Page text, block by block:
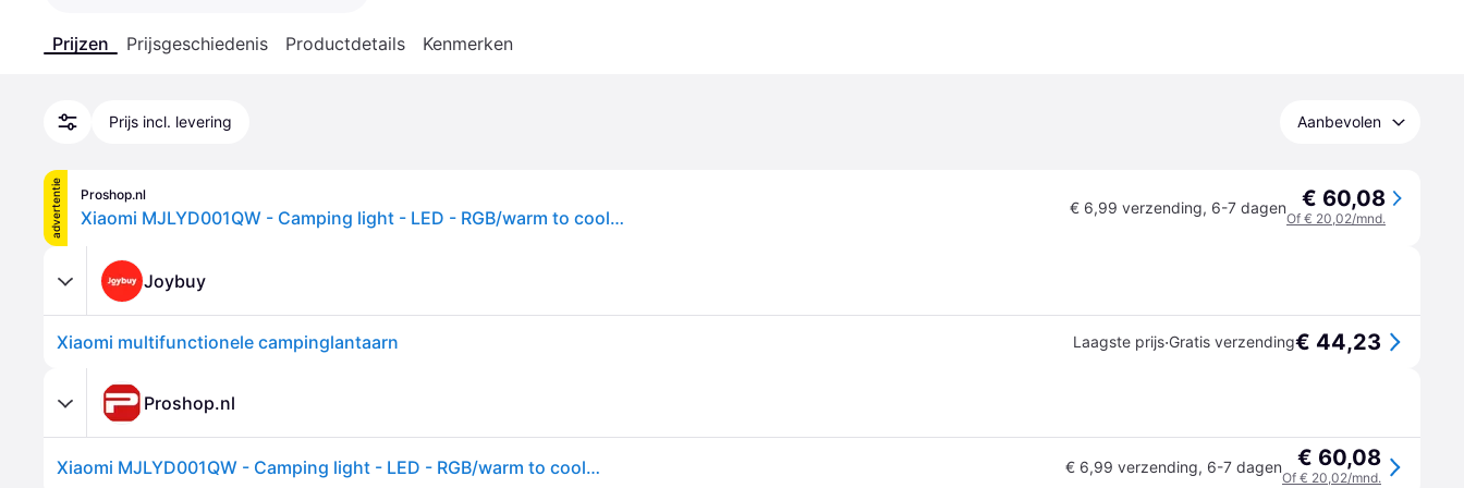
Prijzen Prijsgeschiedenis Productdetails Kenmerken
Prijs incl. levering Aanbevolen
advertentie Proshop.nl
Xiaomi MJLYD001QW - Camping light - LED - RGB/warm to cool white light € 6,99 verzending, 6-7 dagen € 60,08
Of € 20,02/mnd.
Joybuy
Xiaomi multifunctionele campinglantaarn Laagste prijs·Gratis verzending€ 44,23
Proshop.nl
Xiaomi MJLYD001QW - Camping light - LED - RGB/warm to cool white light € 6,99 verzending, 6-7 dagen € 60,08
Of € 20,02/mnd.